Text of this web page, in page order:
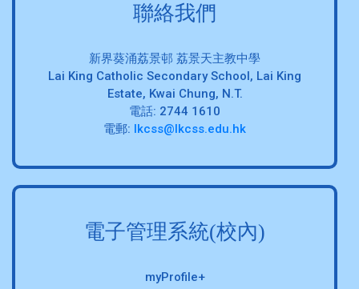
聯絡我們
新界葵涌荔景邨 荔景天主教中學
Lai King Catholic Secondary School, Lai King
Estate, Kwai Chung, N.T.
電話: 2744 1610
電郵: lkcss@lkcss.edu.hk
電子管理系統(校內)
myProfile+